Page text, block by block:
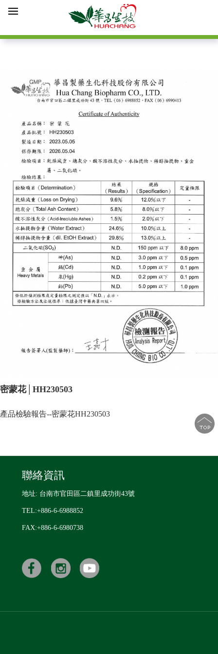
密蒙花│HH230503
產品檢驗報告--密蒙花HH230503
聯絡資訊
地址: 台南市官田區二鎮里成功街43號
TEL:+886-6-6988852
FAX:+886-6-6980738